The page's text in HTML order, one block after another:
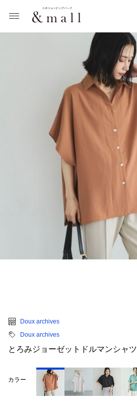
Doux archives
Doux archives
とろみジョーゼットドルマンシャツ
カラー